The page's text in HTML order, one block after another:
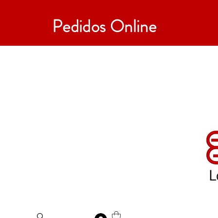
Pedidos Online